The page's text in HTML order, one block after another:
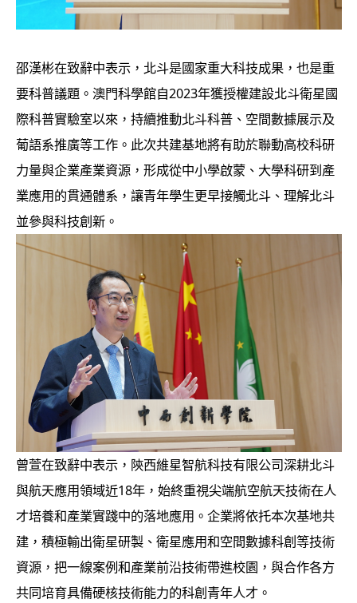
邵漢彬在致辭中表示，北斗是國家重大科技成果，也是重
要科普議題。澳門科學館自2023年獲授權建設北斗衛星國
際科普實驗室以來，持續推動北斗科普、空間數據展示及
葡語系推廣等工作。此次共建基地將有助於聯動高校科研
力量與企業產業資源，形成從中小學啟蒙、大學科研到產
業應用的貫通體系，讓青年學生更早接觸北斗、理解北斗
並參與科技創新。
曾萱在致辭中表示，陝西維星智航科技有限公司深耕北斗
與航天應用領域近18年，始終重視尖端航空航天技術在人
才培養和產業實踐中的落地應用。企業將依托本次基地共
建，積極輸出衛星研製、衛星應用和空間數據科創等技術
資源，把一線案例和產業前沿技術帶進校園，與合作各方
共同培育具備硬核技術能力的科創青年人才。